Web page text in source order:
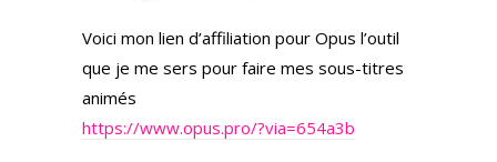
Voici mon lien d’affiliation pour Opus l’outil
que je me sers pour faire mes sous-titres
animés
https://www.opus.pro/?via=654a3b